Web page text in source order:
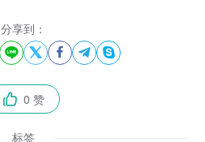
分享到：
    
 0 赞
标签